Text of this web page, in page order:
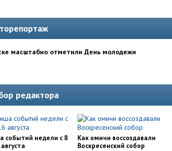
масштабно отметили День молодежи
редактора
событий недели с 8
Как омичи воссоздавали
Воскресенский собор